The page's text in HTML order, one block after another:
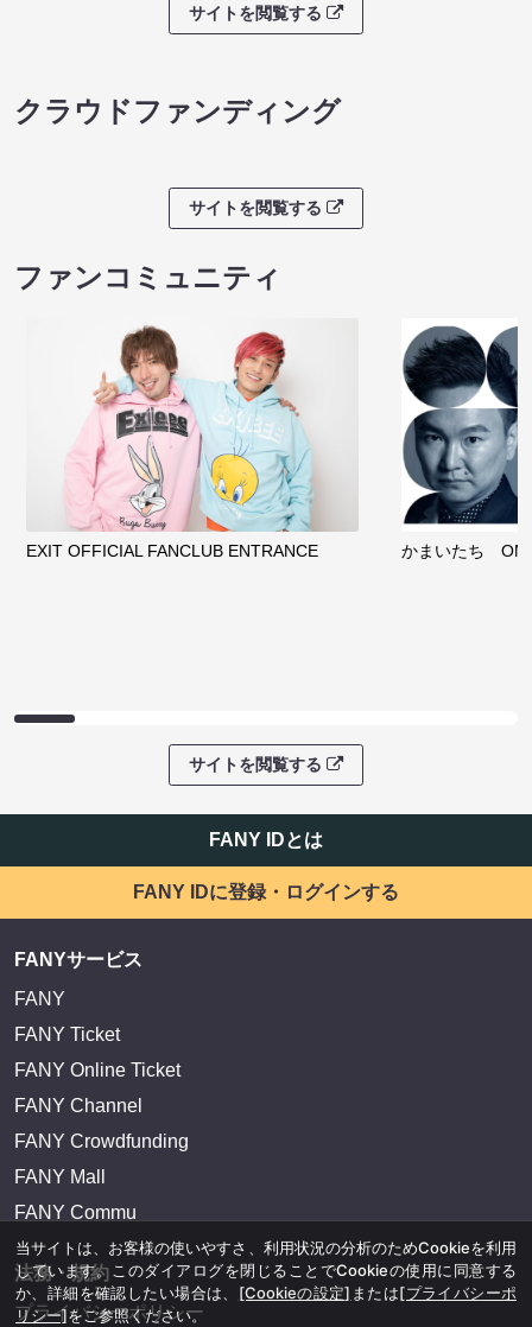
サイトを閲覧する
クラウドファンディング
サイトを閲覧する
ファンコミュニティ
EXIT OFFICIAL FANCLUB ENTRANCE かまいたち
サイトを閲覧する
FANY IDとは
FANY IDに登録・ログインする
FANYサービス
FANY
FANY Ticket
FANY Online Ticket
FANY Channel
FANY Crowdfunding
FANY Mall
FANY Commu
法務・規約
プライバシーポリシー
当サイトは、お客様の使いやすさ、利用状況の分析のためCookieを利用
しています。このダイアログを閉じることでCookieの使用に同意する
か、詳細を確認したい場合は、 [Cookieの設定] または[プライバシーポ
リシー]をご参照ください。